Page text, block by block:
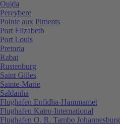
Oujda
Pereybere
Pointe aux Piments
Port Elizabeth
Port Louis
Pretoria
Rabat
Rustenburg
Saint Gilles
Sainte-Marie
Saldanha
Flughafen Enfidha-Hammamet
Flughafen Kairo-International
Flughafen O. R. Tambo Johannesburg